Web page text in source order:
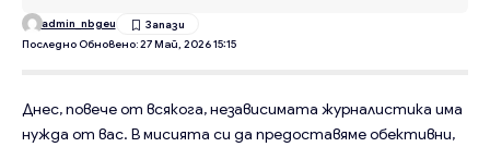
Последно Обновено: 27 Май, 2026 15:15
admin_nbgeu
Днес, повече от всякога, независимата журналистика има
нужда от вас. В мисията си да предоставяме обективни,